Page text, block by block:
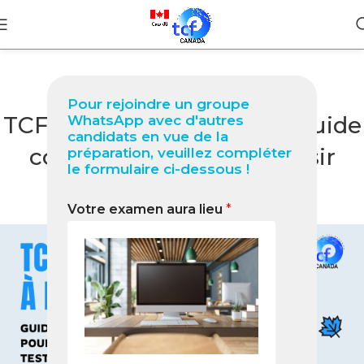
Pour rejoindre un groupe
WhatsApp avec d'autres
candidats en vue de la
préparation, veuillez compléter
le formulaire ci-dessous !
Votre examen aura lieu *
BLOG
TCF Québec à Médenine Guide
complet 2026 pour réussir
NabilOn janvier 31, 2026